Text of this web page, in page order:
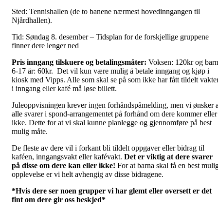
Sted: Tennishallen (de to banene nærmest hovedinngangen til
Njårdhallen).
Tid: Søndag 8. desember – Tidsplan for de forskjellige gruppene
finner dere lenger ned
Pris inngang tilskuere og betalingsmåter: Voksen: 120kr og barn
6-17 år: 60kr. Det vil kun være mulig å betale inngang og kjøp i
kiosk med Vipps. Alle som skal se på som ikke har fått tildelt
i inngang eller kafé må løse billett.
Juleoppvisningen krever ingen forhåndspåmelding, men vi ønsker
alle svarer i spond-arrangementet på forhånd om dere kommer eller
ikke. Dette for at vi skal kunne planlegge og gjennomføre på best
mulig måte.
De fleste av dere vil i forkant bli tildelt oppgaver eller bidrag til
kaféen, inngangsvakt eller kafévakt. Det er viktig at dere svarer
på disse om dere kan eller ikke! For at barna skal få en best
opplevelse er vi helt avhengig av disse bidragene.
*Hvis dere ser noen grupper vi har glemt eller oversett er det
fint om dere gir oss beskjed*